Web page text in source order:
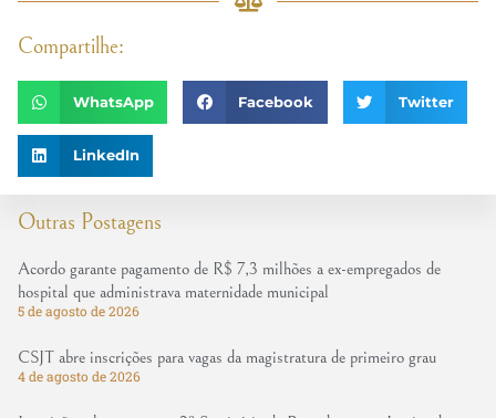
Outras Postagens
Acordo garante pagamento de R$ 7,3 milhões a ex-empregados de
hospital que administrava maternidade municipal
5 de agosto de 2026
CSJT abre inscrições para vagas da magistratura de primeiro grau
4 de agosto de 2026
Compartilhe:
WhatsApp Facebook Twitter
LinkedIn